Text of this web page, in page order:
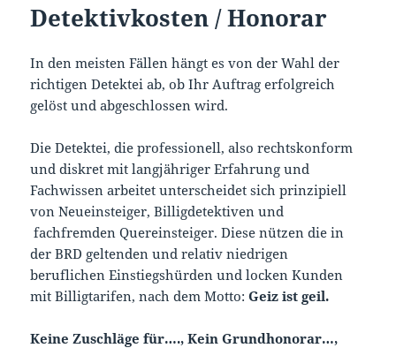
Detektivkosten / Honorar
In den meisten Fällen hängt es von der Wahl der
richtigen Detektei ab, ob Ihr Auftrag erfolgreich
gelöst und abgeschlossen wird.
Die Detektei, die professionell, also rechtskonform
und diskret mit langjähriger Erfahrung und
Fachwissen arbeitet unterscheidet sich prinzipiell
von Neueinsteiger, Billigdetektiven und
fachfremden Quereinsteiger. Diese nützen die in
der BRD geltenden und relativ niedrigen
beruflichen Einstiegshürden und locken Kunden
mit Billigtarifen, nach dem Motto:Geiz ist geil.
Keine Zuschläge für…., Kein Grundhonorar…,